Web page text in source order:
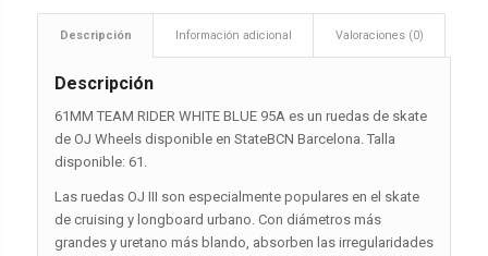
Descripción Información adicional Valoraciones (0)
Descripción
61MM TEAM RIDER WHITE BLUE 95A es un ruedas de skate
de OJ Wheels disponible en StateBCN Barcelona. Talla
disponible: 61.
Las ruedas OJ III son especialmente populares en el skate
de cruising y longboard urbano. Con diámetros más
grandes y uretano más blando, absorben las irregularidades